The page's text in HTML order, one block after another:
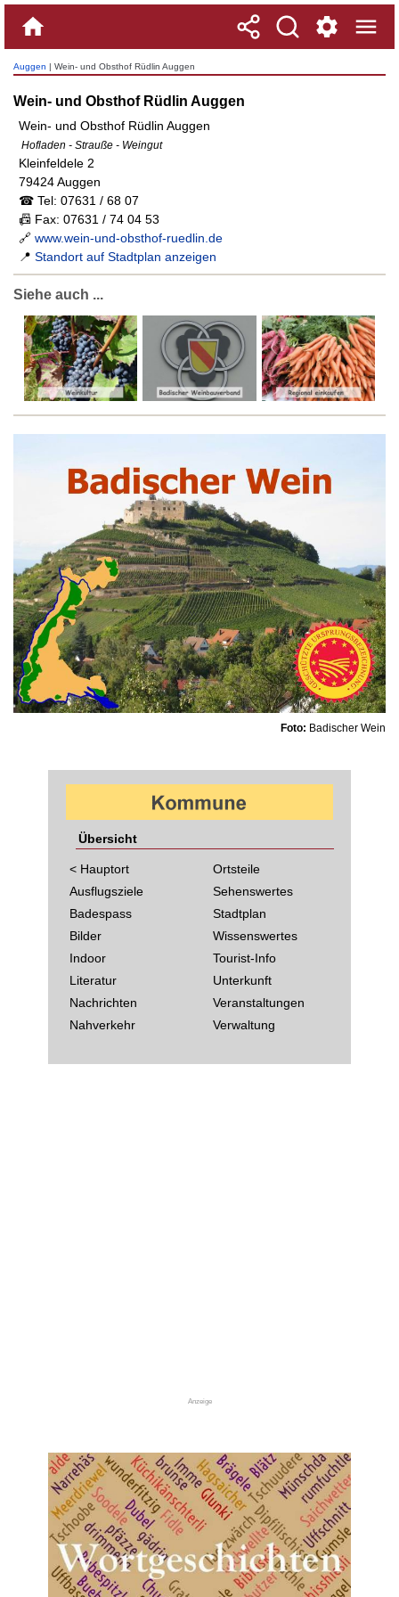
Auggen | Wein- und Obsthof Rüdlin Auggen
Wein- und Obsthof Rüdlin Auggen
Wein- und Obsthof Rüdlin Auggen
Hofladen - Strauße - Weingut
Kleinfeldele 2
79424 Auggen
☎ Tel: 07631 / 68 07
📠 Fax: 07631 / 74 04 53
🔗 www.wein-und-obsthof-ruedlin.de
📍 Standort auf Stadtplan anzeigen
Siehe auch ...
Foto: Badischer Wein
Übersicht
< Hauptort
Ausflugsziele
Badespass
Bilder
Indoor
Literatur
Nachrichten
Nahverkehr
Ortsteile
Sehenswertes
Stadtplan
Wissenswertes
Tourist-Info
Unterkunft
Veranstaltungen
Verwaltung
Anzeige